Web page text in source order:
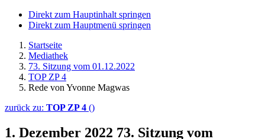
Direkt zum Hauptinhalt springen
Direkt zum Hauptmenü springen
Startseite
Mediathek
73. Sitzung vom 01.12.2022
TOP ZP 4
Rede von Yvonne Magwas
zurück zu: TOP ZP 4 ()
1. Dezember 2022 73. Sitzung vom